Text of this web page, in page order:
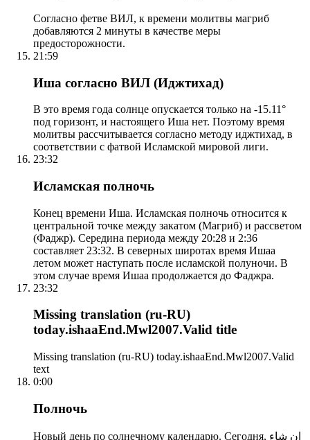
Согласно фетве ВИЛ, к времени молитвы магриб
добавляются 2 минуты в качестве меры
предосторожности.
21:59
Иша согласно ВИЛ (Иджтихад)
В это время года солнце опускается только на -15.11°
под горизонт, и настоящего Иша нет. Поэтому время
молитвы рассчитывается согласно методу иджтихад, в
соответствии с фатвой Исламской мировой лиги.
23:32
Исламская полночь
Конец времени Иша. Исламская полночь относится к
центральной точке между закатом (Магриб) и рассветом
(Фаджр). Середина периода между 20:28 и 2:36
составляет 23:32. В северных широтах время Ишаа
летом может наступать после исламской полуночи. В
этом случае время Ишаа продолжается до Фаджра.
23:32
Missing translation (ru-RU)
today.ishaaEnd.Mwl2007.Valid title
Missing translation (ru-RU) today.ishaaEnd.Mwl2007.Valid
text
0:00
Полночь
Новый день по солнечному календарю. Сегодня, إن شاء